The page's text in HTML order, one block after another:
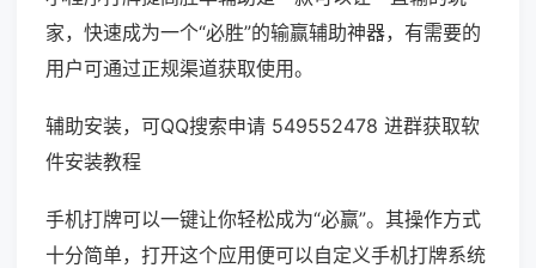
家，快速成为一个“必胜”的输赢辅助神器，有需要的
用户可通过正规渠道获取使用。
辅助安装，可QQ搜索申请 549552478 进群获取软
件安装教程
手机打牌可以一键让你轻松成为“必赢”。其操作方式
十分简单，打开这个应用便可以自定义手机打牌系统